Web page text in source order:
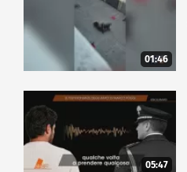
01:46
05:47